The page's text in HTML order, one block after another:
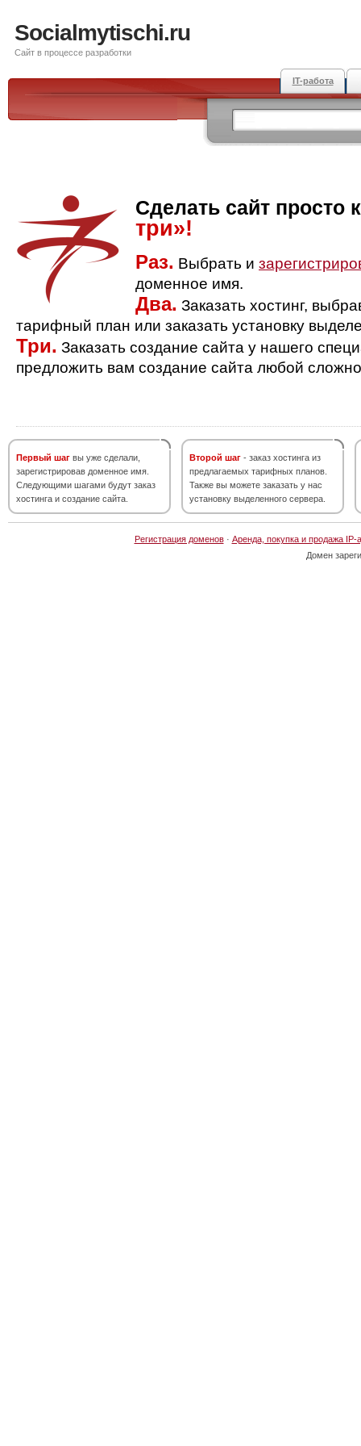
Socialmytischi.ru
Сайт в процессе разработки
IT-работа
Сделать сайт просто
три»!
Раз. Выбрать и
доменное имя.
Два. Заказать хостинг,
тарифный план или заказать установку
Три. Заказать создание сайта у нашего
предложить вам создание сайта любой
Первый шаг вы уже сделали,
зарегистрировав доменное имя.
Следующими шагами будут заказ
хостинга и создание сайта.
Второй шаг - заказ хостинга из
предлагаемых тарифных планов.
Также вы можете заказать у нас
установку выделенного сервера.
Регистрация доменов· Аренда, покупка и продажа IP-
Домен